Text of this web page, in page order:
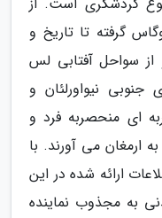
گرفته تا تاریخ و
سواحل آفتابی لس
جنوبی نیواورلئان و
ای منحصربه فرد و
به ارمغان می آورند. با
ارائه شده در این
به مجذوب نماینده